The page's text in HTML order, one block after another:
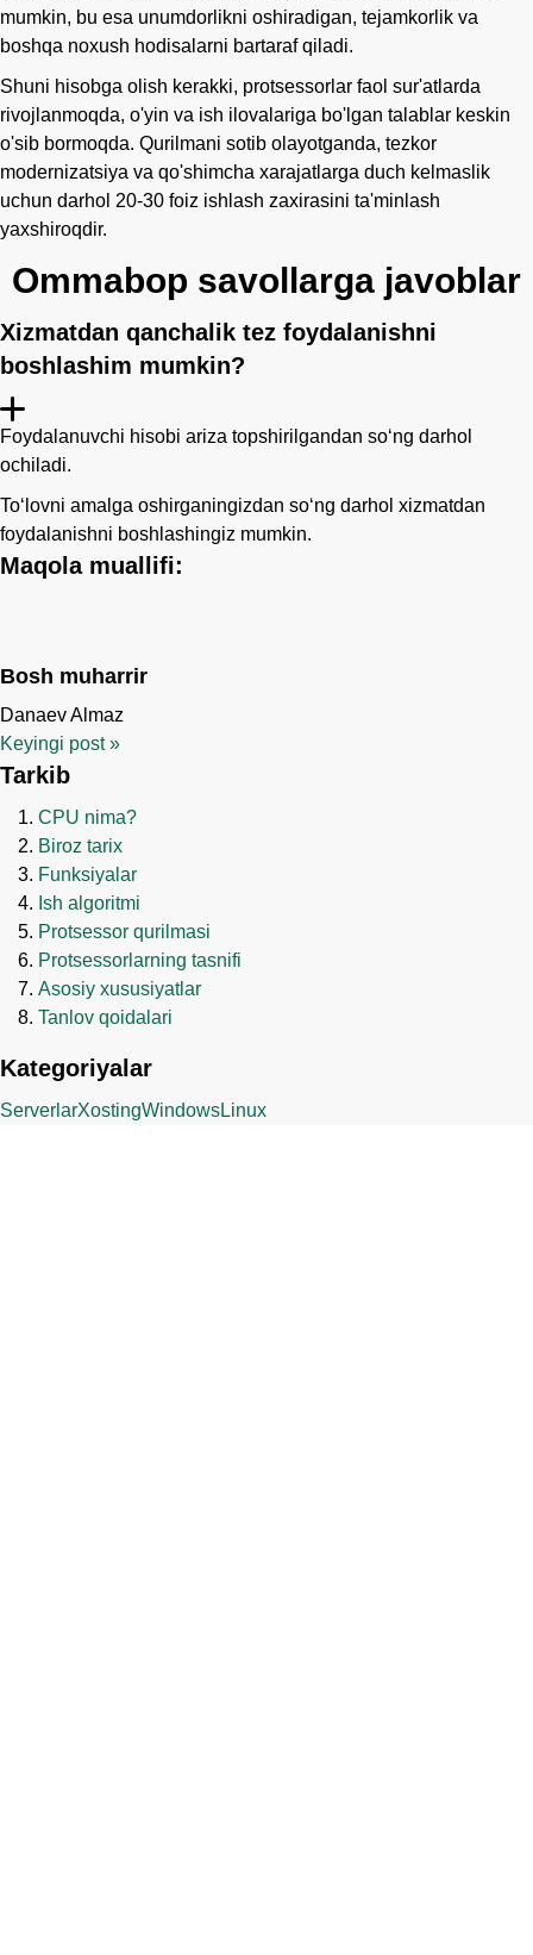
mumkin, bu esa unumdorlikni oshiradigan, tejamkorlik va
boshqa noxush hodisalarni bartaraf qiladi.
Shuni hisobga olish kerakki, protsessorlar faol sur'atlarda
rivojlanmoqda, o'yin va ish ilovalariga bo'lgan talablar keskin
o'sib bormoqda. Qurilmani sotib olayotganda, tezkor
modernizatsiya va qo'shimcha xarajatlarga duch kelmaslik
uchun darhol 20-30 foiz ishlash zaxirasini ta'minlash
yaxshiroqdir.
Ommabop savollarga javoblar
Xizmatdan qanchalik tez foydalanishni
boshlashim mumkin?
Foydalanuvchi hisobi ariza topshirilgandan so‘ng darhol
ochiladi.
Toʻlovni amalga oshirganingizdan soʻng darhol xizmatdan
foydalanishni boshlashingiz mumkin.
Maqola muallifi:
Bosh muharrir
Danaev Almaz
Keyingi post»
Tarkib
CPU nima?
Biroz tarix
Funksiyalar
Ish algoritmi
Protsessor qurilmasi
Protsessorlarning tasnifi
Asosiy xususiyatlar
Tanlov qoidalari
Kategoriyalar
ServerlarXostingWindowsLinux